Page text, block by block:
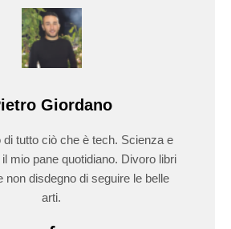
Giordano
di tutto ciò che è tech. Scienza e
mio pane quotidiano. Divoro libri
non disdegno di seguire le belle
arti.